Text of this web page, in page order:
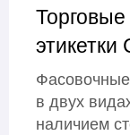
этикетки
в двух
наличием